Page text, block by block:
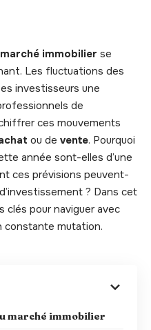
marché immobilier se
Les fluctuations des
investisseurs une
de
ces mouvements
ou de vente. Pourquoi
année sont-elles d’une
ces prévisions peuvent-
? Dans cet
clés pour naviguer avec
constante mutation.
marché immobilier